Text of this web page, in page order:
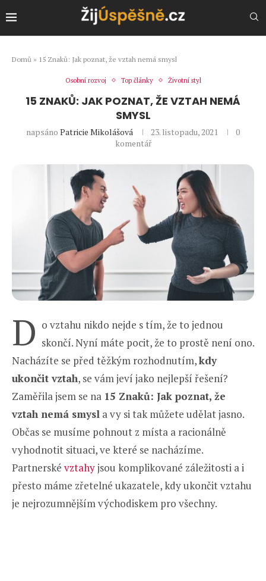
Domů » 15 Znaků: Jak poznat, že vztah nemá smysl
Osobní rozvoj Top články Životní styl
15 ZNAKŮ: JAK POZNAT, ŽE VZTAH NEMÁ
SMYSL
napsáno Patricie Mikolášová 23. listopadu, 2021
0
komentář
D o vztahu nikdo nejde s tím, že to jednou
skončí. Nyní máte pocit, že to prostě není ono.
Nacházíte se před těžkým rozhodnutím,kdy
ukončit vztah, se vám jeví jako nejlepší řešení?
Zaměřila jsem se na 15 Znaků: Jak poznat, že
vztah nemá smysl a vy si tak můžete udělat jasno.
Občas se musíme pohnout z místa a racionálně
vyhodnotit situaci, ve které se nacházíme.
Partnerské vztahyjsou komplikované záležitosti a i
přesto máme zřetelné ukazatele, kdy ukončit vztahu
je nejrozumnějším východiskem pro všechny.